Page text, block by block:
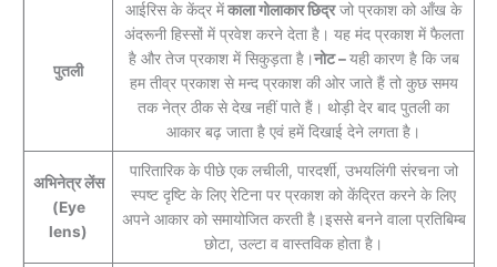
पुतली
आईरिस के केंद्र मेंकाला गोलाकार छिद्रजो प्रकाश को आँख के
अंदरूनी हिस्सों में प्रवेश करने देता है। यह मंद प्रकाश में फैलता
है और तेज प्रकाश में सिकुड़ता है।नोट –यही कारण है कि जब
हम तीव्र प्रकाश से मन्द प्रकाश की ओर जाते हैं तो कुछ समय
तक नेत्र ठीक से देख नहीं पाते हैं। थोड़ी देर बाद पुतली का
आकार बढ़ जाता है एवं हमें दिखाई देने लगता है।
अभिनेत्र लेंस
(Eye
lens)
पारितारिक के पीछे एक लचीली, पारदर्शी, उभयलिंगी संरचना जो
स्पष्ट दृष्टि के लिए रेटिना पर प्रकाश को केंद्रित करने के लिए
अपने आकार को समायोजित करती है।इससे बनने वाला प्रतिबिम्ब
छोटा, उल्टा व वास्तविक होता है।